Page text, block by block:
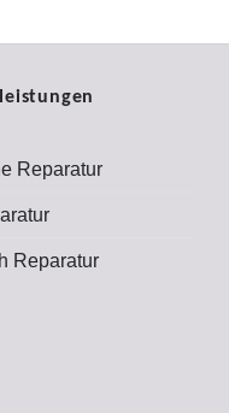
Reparatur
Reparatur